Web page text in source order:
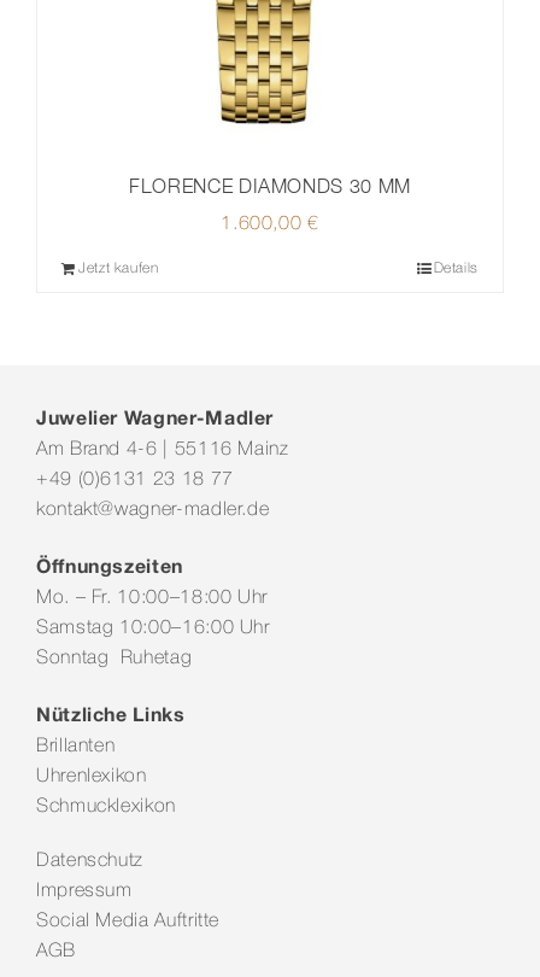
FLORENCE DIAMONDS 30 MM
1.600,00€
Jetzt kaufen Details
Juwelier Wagner-Madler
Am Brand 4-6 | 55116 Mainz
+49 (0)6131 23 18 77
kontakt@wagner-madler.de
Öffnungszeiten
Mo. – Fr. 10:00–18:00 Uhr
Samstag 10:00–16:00 Uhr
Sonntag Ruhetag
Nützliche Links
Brillanten
Uhrenlexikon
Schmucklexikon
Datenschutz
Impressum
Social Media Auftritte
AGB